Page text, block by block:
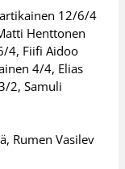
12/6/4
Henttonen
4, Fiifi Aidoo
4/4, Elias
2, Samuli
Rumen Vasilev